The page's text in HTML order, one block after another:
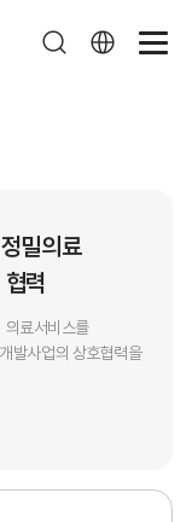
밀의료
력
의료서비스를
발사업의 상호협력을